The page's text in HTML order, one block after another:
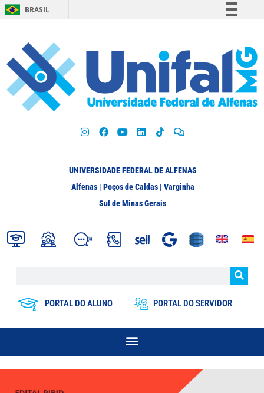
BRASIL
Participe
Acesso à informação
Legislação
UNIVERSIDADE FEDERAL DE ALFENAS
Alfenas | Poços de Caldas | Varginha
Sul de Minas Gerais
PORTAL DO ALUNO PORTAL DO SERVIDOR